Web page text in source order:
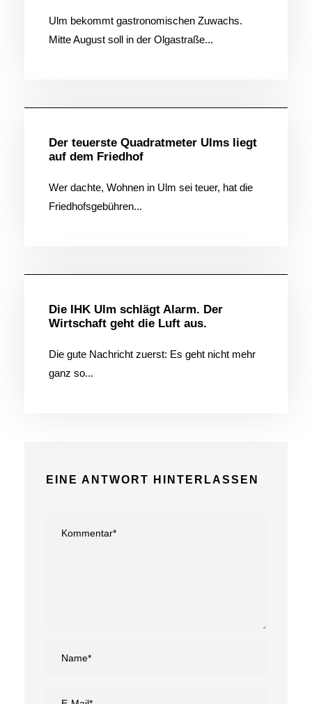
Ulm bekommt gastronomischen Zuwachs.
Mitte August soll in der Olgastraße...
Der teuerste Quadratmeter Ulms liegt
auf dem Friedhof
Wer dachte, Wohnen in Ulm sei teuer, hat die
Friedhofsgebühren...
Die IHK Ulm schlägt Alarm. Der
Wirtschaft geht die Luft aus.
Die gute Nachricht zuerst: Es geht nicht mehr
ganz so...
EINE ANTWORT HINTERLASSEN